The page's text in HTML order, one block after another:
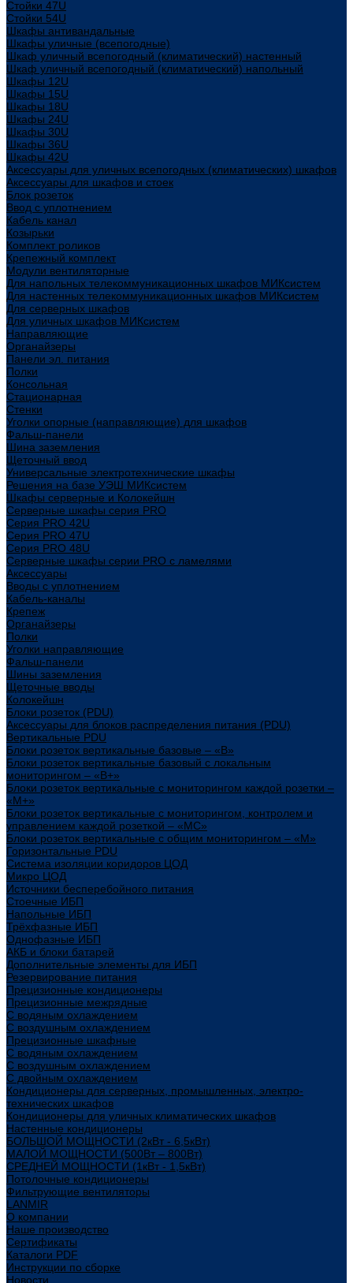
Стойки 47U
Стойки 54U
Шкафы антивандальные
Шкафы уличные (всепогодные)
Шкаф уличный всепогодный (климатический) настенный
Шкаф уличный всепогодный (климатический) напольный
Шкафы 12U
Шкафы 15U
Шкафы 18U
Шкафы 24U
Шкафы 30U
Шкафы 36U
Шкафы 42U
Аксессуары для уличных всепогодных (климатических) шкафов
Аксессуары для шкафов и стоек
Блок розеток
Ввод с уплотнением
Кабель канал
Козырьки
Комплект роликов
Крепежный комплект
Модули вентиляторные
Для напольных телекоммуникационных шкафов МИКсистем
Для настенных телекоммуникационных шкафов МИКсистем
Для серверных шкафов
Для уличных шкафов МИКсистем
Направляющие
Органайзеры
Панели эл. питания
Полки
Консольная
Стационарная
Стенки
Уголки опорные (направляющие) для шкафов
Фальш-панели
Шина заземления
Щеточный ввод
Универсальные электротехнические шкафы
Решения на базе УЭШ МИКсистем
Шкафы серверные и Колокейшн
Серверные шкафы серия PRO
Серия PRO 42U
Серия PRO 47U
Серия PRO 48U
Серверные шкафы серии PRO с ламелями
Аксессуары
Вводы с уплотнением
Кабель-каналы
Крепеж
Органайзеры
Полки
Уголки направляющие
Фальш-панели
Шины заземления
Щеточные вводы
Колокейшн
Блоки розеток (PDU)
Аксессуары для блоков распределения питания (PDU)
Вертикальные PDU
Блоки розеток вертикальные базовые – «В»
Блоки розеток вертикальные базовый с локальным
мониторингом – «В+»
Блоки розеток вертикальные с мониторингом каждой розетки –
«М+»
Блоки розеток вертикальные с мониторингом, контролем и
управлением каждой розеткой – «МС»
Блоки розеток вертикальные с общим мониторингом – «М»
Горизонтальные PDU
Система изоляции коридоров ЦОД
Микро ЦОД
Источники бесперебойного питания
Стоечные ИБП
Напольные ИБП
Трёхфазные ИБП
Однофазные ИБП
АКБ и блоки батарей
Дополнительные элементы для ИБП
Резервирование питания
Прецизионные кондиционеры
Прецизионные межрядные
С водяным охлаждением
С воздушным охлаждением
Прецизионные шкафные
С водяным охлаждением
С воздушным охлаждением
С двойным охлаждением
Кондиционеры для серверных, промышленных, электро-
технических шкафов
Кондиционеры для уличных климатических шкафов
Настенные кондиционеры
БОЛЬШОЙ МОЩНОСТИ (2кВт - 6,5кВт)
МАЛОЙ МОЩНОСТИ (500Вт – 800Вт)
СРЕДНЕЙ МОЩНОСТИ (1кВт - 1,5кВт)
Потолочные кондиционеры
Фильтрующие вентиляторы
LANMIR
О компании
Наше производство
Сертификаты
Каталоги PDF
Инструкции по сборке
Новости